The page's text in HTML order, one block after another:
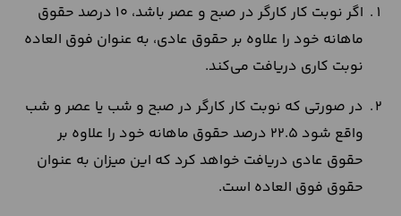
اگر نوبت کار کارگر در صبح و عصر باشد، 10 درصد حقوق
ماهانه خود را علاوه بر حقوق عادی، به عنوان فوق العاده
نوبت کاری دریافت می‌کند.
در صورتی که نوبت کار کارگر در صبح و شب یا عصر و شب
واقع شود 22.5 درصد حقوق ماهانه خود را علاوه بر
حقوق عادی دریافت خواهد کرد که این میزان به عنوان
حقوق فوق العاده است.